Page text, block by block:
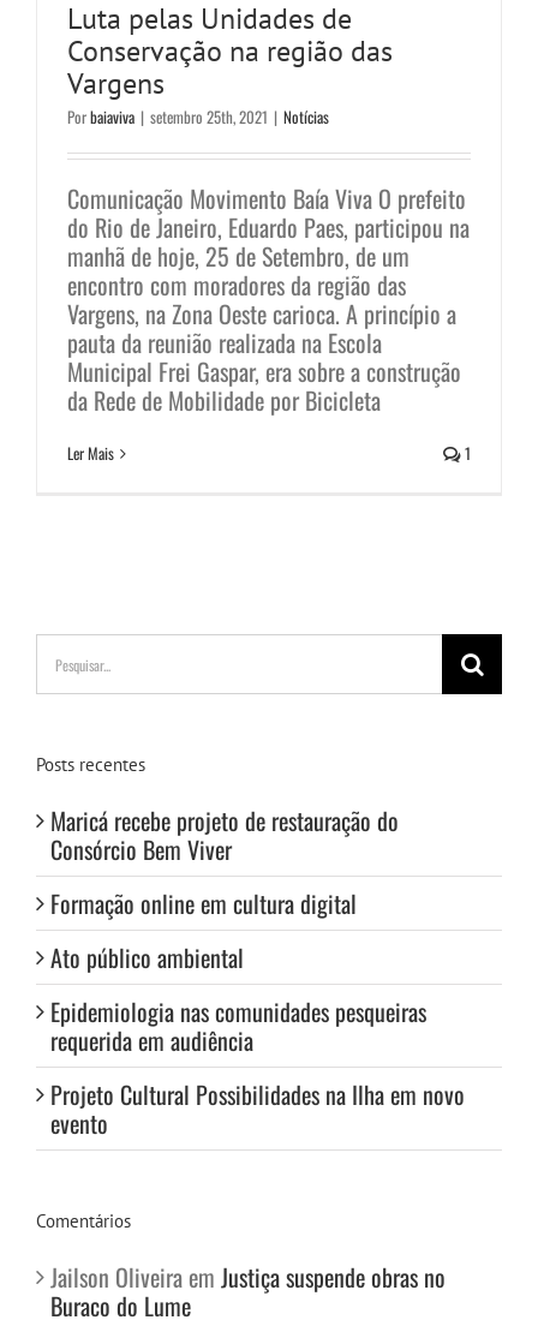
Luta pelas Unidades de
Conservação na região das
Vargens
Porbaiaviva | setembro 25th, 2021 | Notícias
Comunicação Movimento Baía Viva O prefeito
do Rio de Janeiro, Eduardo Paes, participou na
manhã de hoje, 25 de Setembro, de um
encontro com moradores da região das
Vargens, na Zona Oeste carioca. A princípio a
pauta da reunião realizada na Escola
Municipal Frei Gaspar, era sobre a construção
da Rede de Mobilidade por Bicicleta
Ler Mais 1
Buscar
resultados
para:
Posts recentes
Maricá recebe projeto de restauração do
Consórcio Bem Viver
Formação online em cultura digital
Ato público ambiental
Epidemiologia nas comunidades pesqueiras
requerida em audiência
Projeto Cultural Possibilidades na Ilha em novo
evento
Comentários
Jailson Oliveira em Justiça suspende obras no
Buraco do Lume